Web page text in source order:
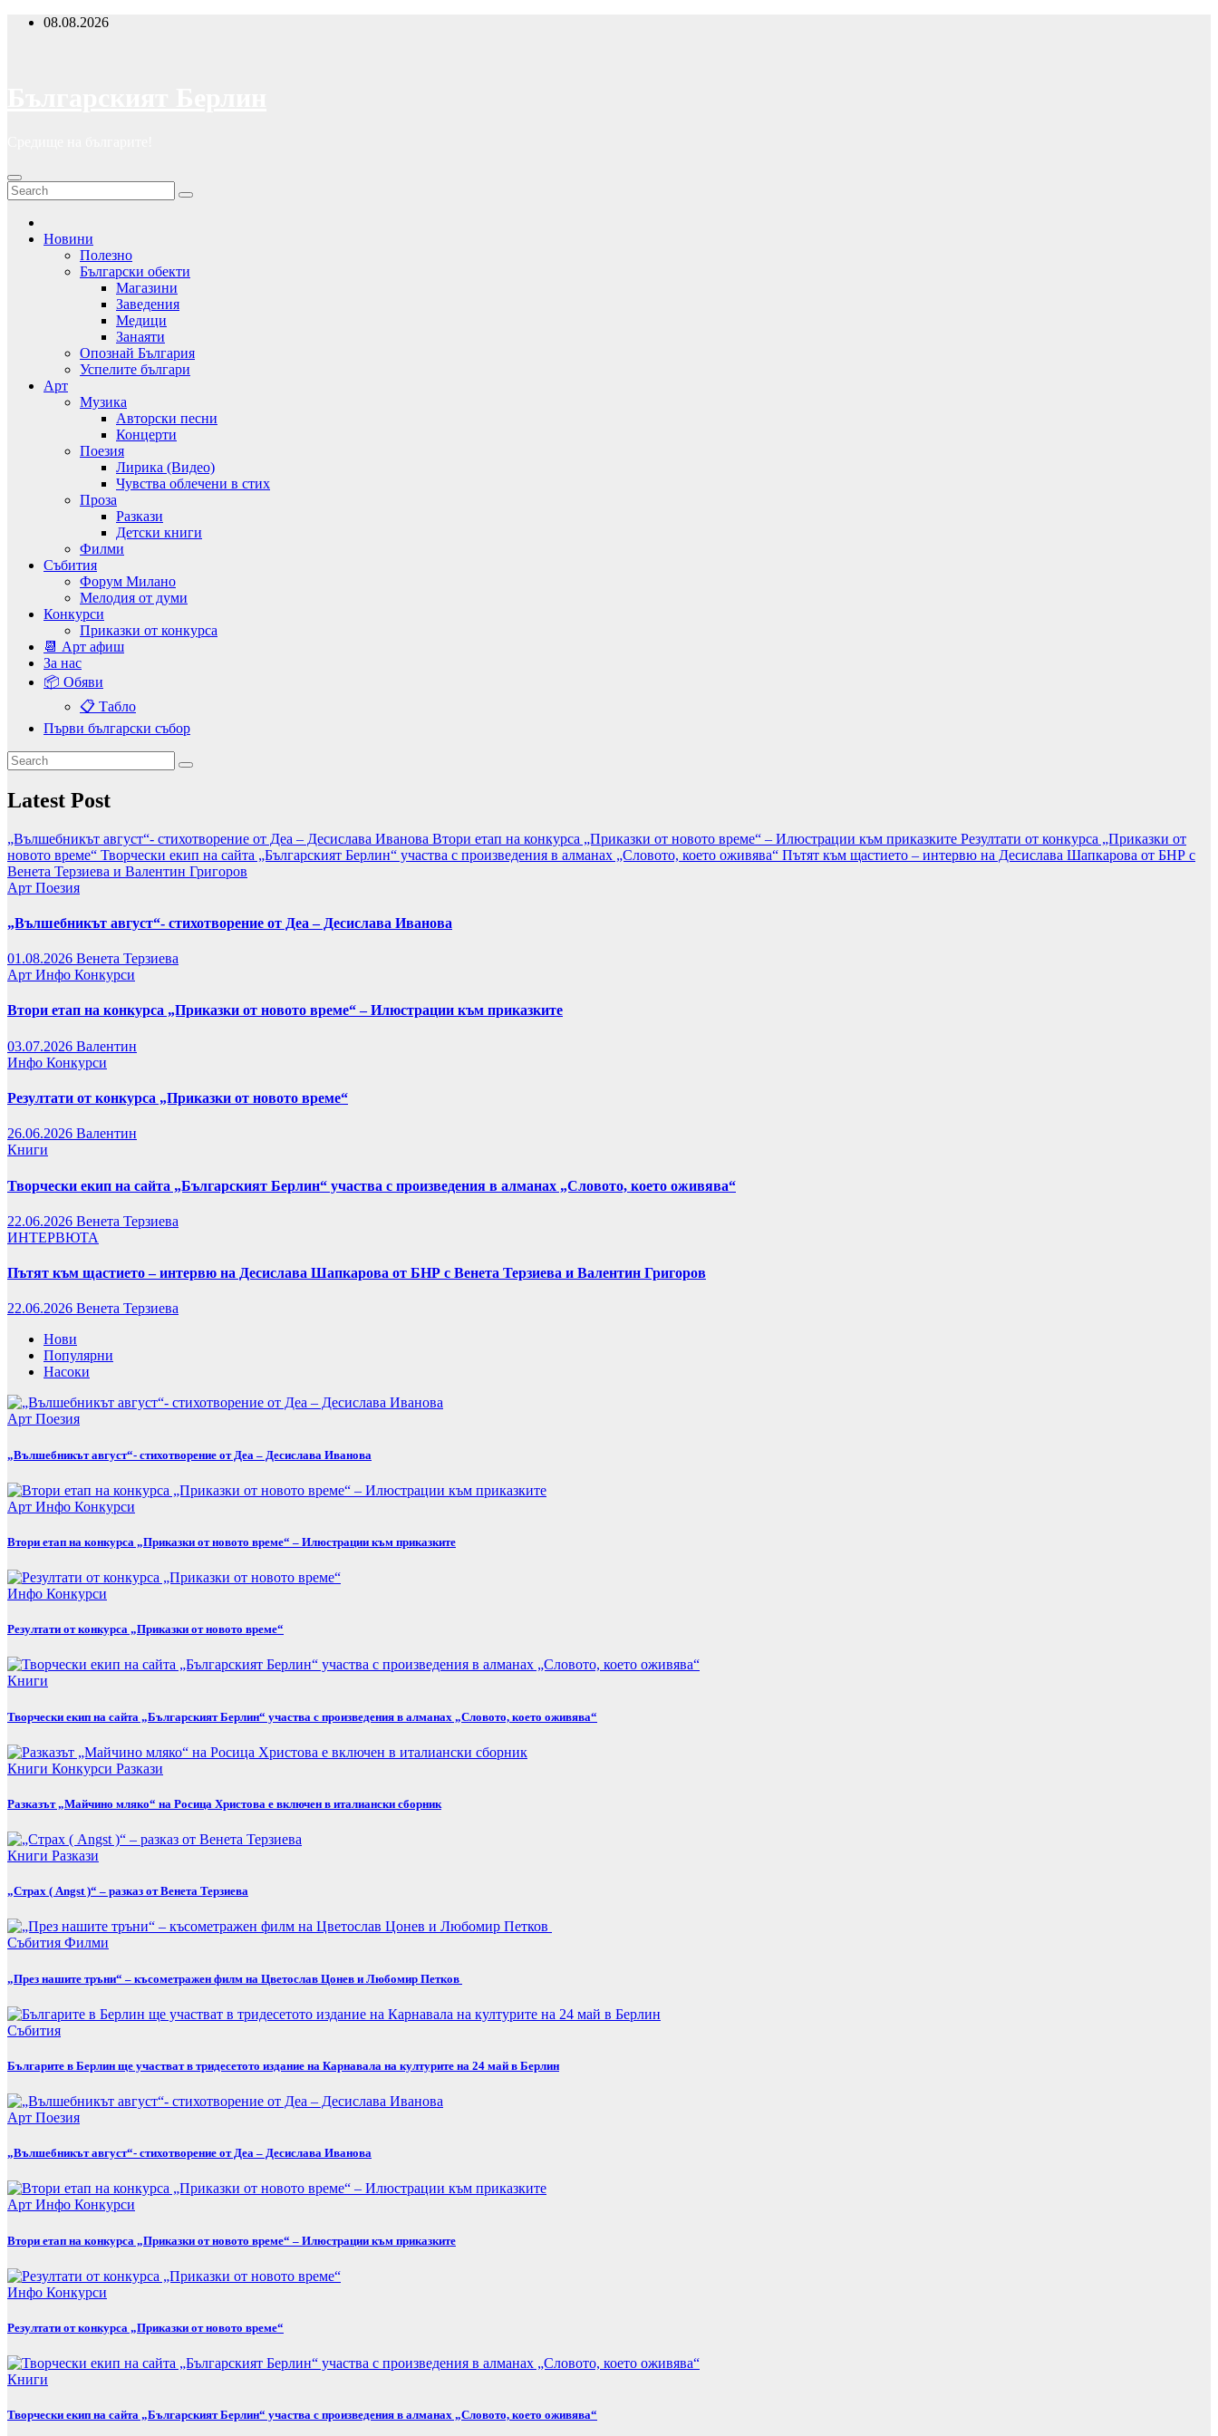
Skip
08.08.2026
Новини
Полезно
Български обекти
Магазини
Заведения
Медици
Занаяти
Опознай България
Успелите българи
Арт
Музика
Авторски песни
Концерти
Поезия
Лирика (Видео)
Чувства облечени в стих
Проза
Разкази
Детски книги
Филми
Събития
Форум Милано
Мелодия от думи
Конкурси
Приказки от конкурса
📆 Арт афиш
За нас
📦 Обяви
📋 Табло
Първи български събор
Latest Post
„Вълшебникът август“- стихотворение от Деа – Десислава Иванова Втори етап на конкурса „Приказки от новото време“ – Илюстрации към приказките Резултати от конкурса „Приказки от
новото време“ Творчески екип на сайта „Българският Берлин“ участва с произведения в алманах „Словото, което оживява“ Пътят към щастието – интервю на Десислава Шапкарова от БНР с
Венета Терзиева и Валентин Григоров
Арт Поезия
„Вълшебникът август“- стихотворение от Деа – Десислава Иванова
01.08.2026 Венета Терзиева
Арт Инфо Конкурси
Втори етап на конкурса „Приказки от новото време“ – Илюстрации към приказките
03.07.2026 Валентин
Инфо Конкурси
Резултати от конкурса „Приказки от новото време“
26.06.2026 Валентин
Книги
Творчески екип на сайта „Българският Берлин“ участва с произведения в алманах „Словото, което оживява“
22.06.2026 Венета Терзиева
ИНТЕРВЮТА
Пътят към щастието – интервю на Десислава Шапкарова от БНР с Венета Терзиева и Валентин Григоров
22.06.2026 Венета Терзиева
Нови
Популярни
Насоки
Арт Поезия
„Вълшебникът август“- стихотворение от Деа – Десислава Иванова
Арт Инфо Конкурси
Втори етап на конкурса „Приказки от новото време“ – Илюстрации към приказките
Инфо Конкурси
Резултати от конкурса „Приказки от новото време“
Книги
Творчески екип на сайта „Българският Берлин“ участва с произведения в алманах „Словото, което оживява“
Книги Конкурси Разкази
Разказът „Майчино мляко“ на Росица Христова е включен в италиански сборник
Книги Разкази
„Страх ( Angst )“ – разказ от Венета Терзиева
Събития Филми
„През нашите тръни“ – късометражен филм на Цветослав Цонев и Любомир Петков
Събития
Българите в Берлин ще участват в тридесетото издание на Карнавала на културите на 24 май в Берлин
Арт Поезия
„Вълшебникът август“- стихотворение от Деа – Десислава Иванова
Арт Инфо Конкурси
Втори етап на конкурса „Приказки от новото време“ – Илюстрации към приказките
Инфо Конкурси
Резултати от конкурса „Приказки от новото време“
Книги
Творчески екип на сайта „Българският Берлин“ участва с произведения в алманах „Словото, което оживява“